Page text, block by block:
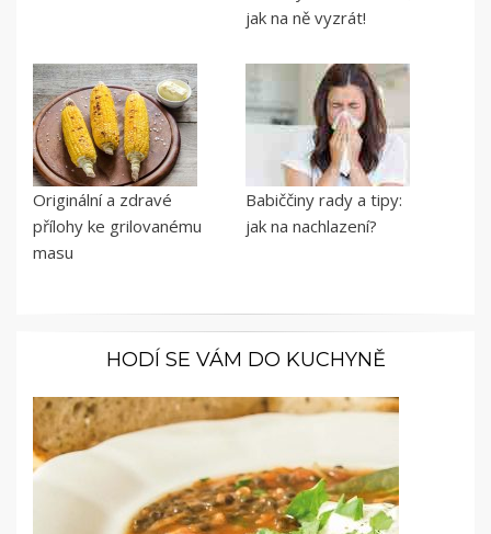
jak na ně vyzrát!
Originální a zdravé
přílohy ke grilovanému
masu
Babiččiny rady a tipy:
jak na nachlazení?
HODÍ SE VÁM DO KUCHYNĚ